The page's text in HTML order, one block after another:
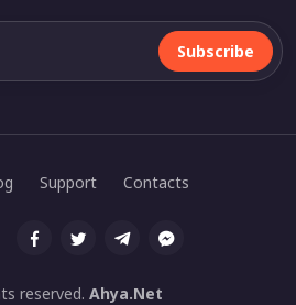
Subscribe
reserved. Ahya.Net
Support Contacts